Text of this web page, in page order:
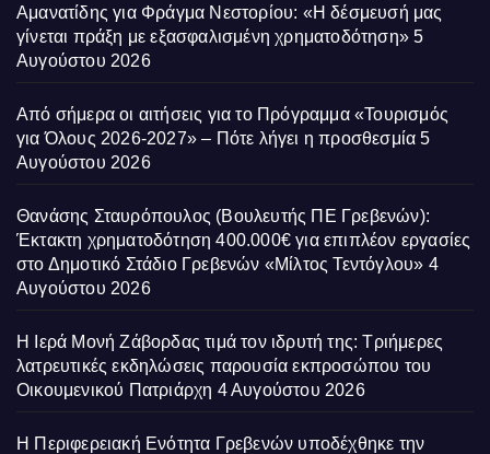
Αμανατίδης για Φράγμα Νεστορίου: «Η δέσμευσή μας
γίνεται πράξη με εξασφαλισμένη χρηματοδότηση» 5
Αυγούστου 2026
Από σήμερα οι αιτήσεις για το Πρόγραμμα «Τουρισμός
για Όλους 2026-2027» – Πότε λήγει η προσθεσμία 5
Αυγούστου 2026
Θανάσης Σταυρόπουλος (Βουλευτής ΠΕ Γρεβενών):
Έκτακτη χρηματοδότηση 400.000€ για επιπλέον εργασίες
στο Δημοτικό Στάδιο Γρεβενών «Μίλτος Τεντόγλου» 4
Αυγούστου 2026
Η Ιερά Μονή Ζάβορδας τιμά τον ιδρυτή της: Τριήμερες
λατρευτικές εκδηλώσεις παρουσία εκπροσώπου του
Οικουμενικού Πατριάρχη 4 Αυγούστου 2026
Η Περιφερειακή Ενότητα Γρεβενών υποδέχθηκε την